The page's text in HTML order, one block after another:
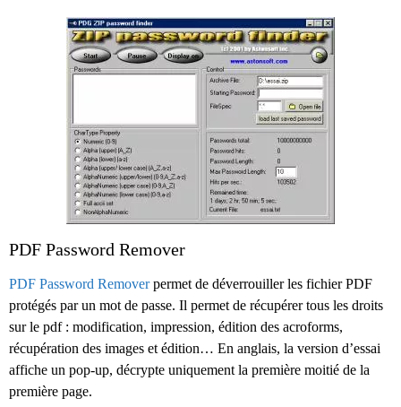
PDF Password Remover
PDF Password Removerpermet de déverrouiller les fichier PDF
protégés par un mot de passe. Il permet de récupérer tous les droits
sur le pdf : modification, impression, édition des acroforms,
récupération des images et édition… En anglais, la version d’essai
affiche un pop-up, décrypte uniquement la première moitié de la
première page.